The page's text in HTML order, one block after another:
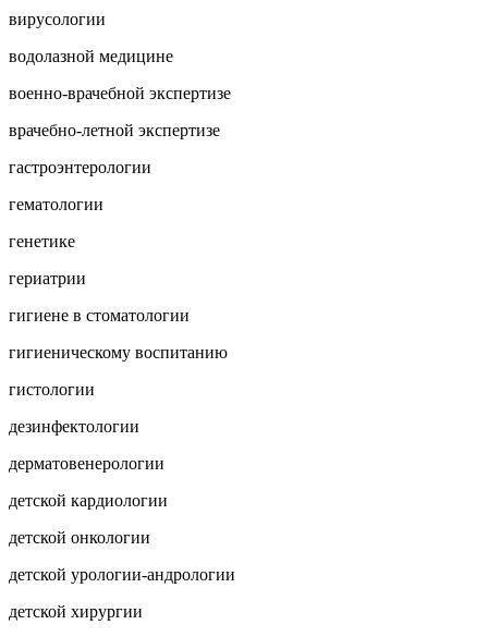
вирусологии
водолазной медицине
военно-врачебной экспертизе
врачебно-летной экспертизе
гастроэнтерологии
гематологии
генетике
гериатрии
гигиене в стоматологии
гигиеническому воспитанию
гистологии
дезинфектологии
дерматовенерологии
детской кардиологии
детской онкологии
детской урологии-андрологии
детской хирургии